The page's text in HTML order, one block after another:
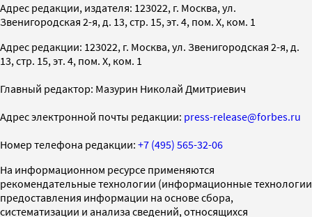
Адрес редакции, издателя: 123022, г. Москва, ул.
Звенигородская 2-я, д. 13, стр. 15, эт. 4, пом. X, ком. 1
Адрес редакции: 123022, г. Москва, ул. Звенигородская 2-я, д.
13, стр. 15, эт. 4, пом. X, ком. 1
Главный редактор: Мазурин Николай Дмитриевич
Адрес электронной почты редакции: press-release@forbes.ru
Номер телефона редакции: +7 (495) 565-32-06
На информационном ресурсе применяются
рекомендательные технологии (информационные технологии
предоставления информации на основе сбора,
систематизации и анализа сведений, относящихся